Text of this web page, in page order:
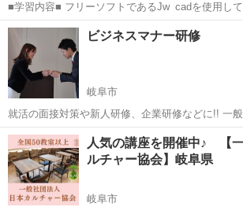
■学習内容■ フリーソフトであるJw_cadを使用して、線、移動、回転
などの基本機能や複雑なオブジェクトの作図、作
能、寸法の記入、レイアウトと印刷方法などを学習します
聴した映像解説はご自宅のP...
岐阜 岐阜市 その他
ビジネスマナー研修
岐阜市
就活の面接対策や新人研修、企業研修などに!! 一
ーのルールを学ぶというだけでなく、 信頼と好感
る、品がよくきちんとみえる所作、礼儀とおもて
葉遣い、ビジネスマインド、コミ...
岐阜 岐阜市 マナー ビジネスマナー
人気の講座を開催中♪ 【
ルチャー協会】岐阜県
岐阜市